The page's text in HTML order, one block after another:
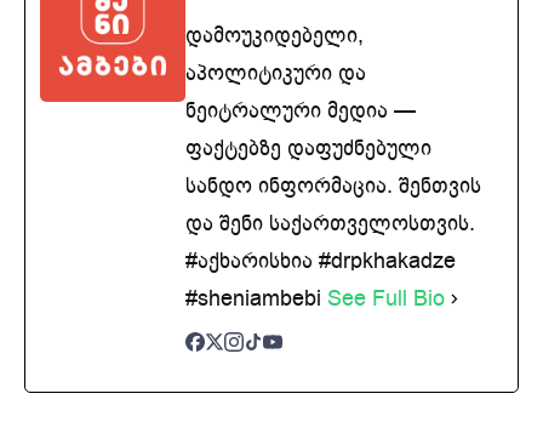
დამოუკიდებელი,
აპოლიტიკური და
ნეიტრალური მედია —
ფაქტებზე დაფუძნებული
სანდო ინფორმაცია. შენთვის
და შენი საქართველოსთვის.
#აქხარისხია #drpkhakadze
#sheniambebi See Full Bio